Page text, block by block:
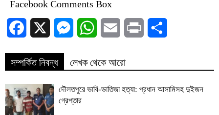
Facebook Comments Box
Facebook MessengerWhatsAppEmail Print
সম্পর্কিত নিবন্ধ লেখক থেকে আরো
দৌলতপুরে ভাবি-ভাতিজা হত্যা: প্রধান আসামিসহ দুইজন
গ্রেপ্তার